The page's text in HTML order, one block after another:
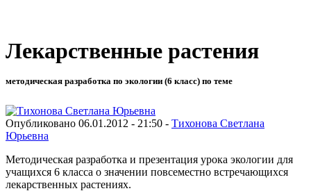
Лекарственные растения
методическая разработка по экологии (6 класс) по теме
Опубликовано 06.01.2012 - 21:50 - Тихонова Светлана
Юрьевна
Методическая разработка и презентация урока экологии для
учащихся 6 класса о значении повсеместно встречающихся
лекарственных растениях.